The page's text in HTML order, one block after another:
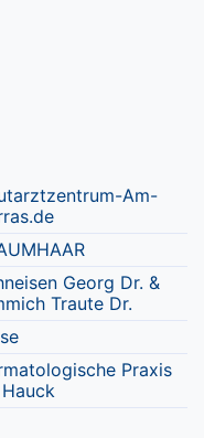
Am-
Georg Dr. &
Traute Dr.
Praxis